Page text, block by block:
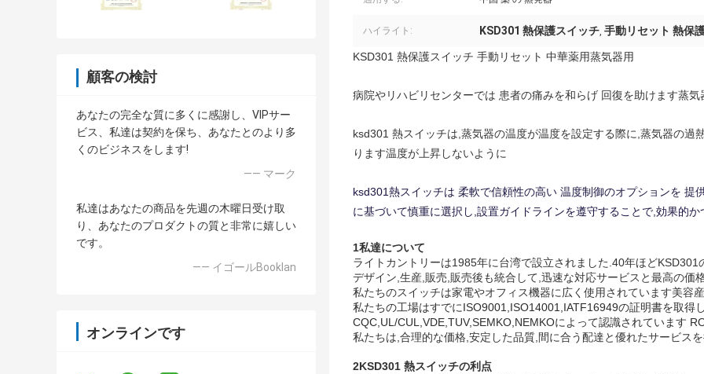
顧客の検討
あなたの完全な質に多くに感謝し、VIPサー
ビス、私達は契約を保ち、あなたとのより多
くのビジネスをします!
—— マーク
私達はあなたの商品を先週の木曜日受け取
り、あなたのプロダクトの質と非常に嬉しい
です。
—— イゴールBooklan
オンラインです
ハイライト: KSD301 熱保護スイッチ, 手動リセット 熱保
KSD301 熱保護スイッチ 手動リセット 中華薬用蒸気器用
病院やリハビリセンターでは 患者の痛みを和らげ 回復を助けます蒸
ksd301 熱スイッチは,蒸気器の温度が温度を設定する際に,蒸気器の
ります温度が上昇しないように
ksd301熱スイッチは 柔軟で信頼性の高い 温度制御のオプションを 提
に基づいて慎重に選択し,設置ガイドラインを遵守することで,効果的
1私達について
ライトカントリーは1985年に台湾で設立されました.40年ほどKSD301
デザイン,生産,販売,販売後も統合して,迅速な対応サービスと最高の価
私たちのスイッチは家電やオフィス機器に広く使用されています美容
私たちの工場はすでにISO9001,ISO14001,IATF16949の証明書を取得
CQC,UL/CUL,VDE,TUV,SEMKO,NEMKOによって認識されています
私たちは,合理的な価格,安定した品質,間に合う配達と優れたサービス
2KSD301 熱スイッチの利点